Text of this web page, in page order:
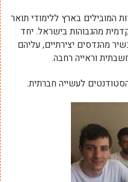
המובילים בארץ ללימודי תואר
מהגבוהות בישראל. יחד
מהנדסים יצירתיים, עליהם
וראייה רחבה.
לעשייה חברתית.